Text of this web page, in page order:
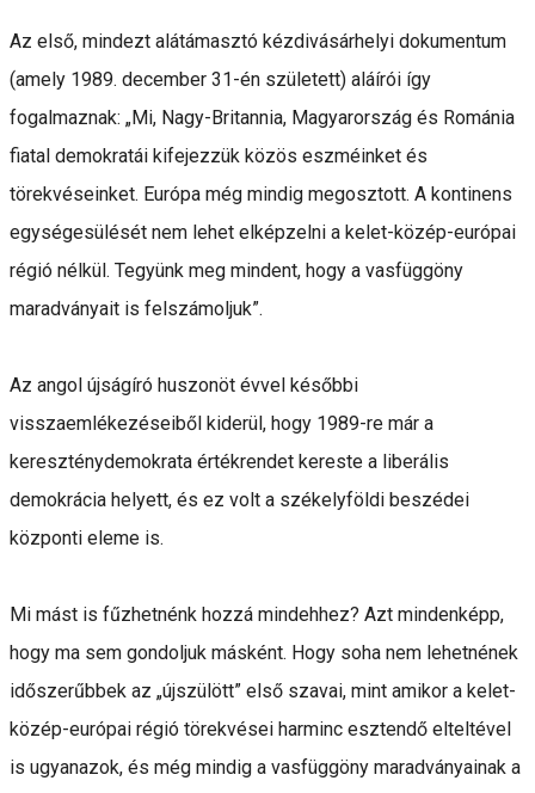
Az első, mindezt alátámasztó kézdivásárhelyi dokumentum
(amely 1989. december 31-én született) aláírói így
fogalmaznak: „Mi, Nagy-Britannia, Magyarország és Románia
fiatal demokratái kifejezzük közös eszméinket és
törekvéseinket. Európa még mindig megosztott. A kontinens
egységesülését nem lehet elképzelni a kelet-közép-európai
régió nélkül. Tegyünk meg mindent, hogy a vasfüggöny
maradványait is felszámoljuk”.
Az angol újságíró huszonöt évvel későbbi
visszaemlékezéseiből kiderül, hogy 1989-re már a
kereszténydemokrata értékrendet kereste a liberális
demokrácia helyett, és ez volt a székelyföldi beszédei
központi eleme is.
Mi mást is fűzhetnénk hozzá mindehhez? Azt mindenképp,
hogy ma sem gondoljuk másként. Hogy soha nem lehetnének
időszerűbbek az „újszülött” első szavai, mint amikor a kelet-
közép-európai régió törekvései harminc esztendő elteltével
is ugyanazok, és még mindig a vasfüggöny maradványainak a